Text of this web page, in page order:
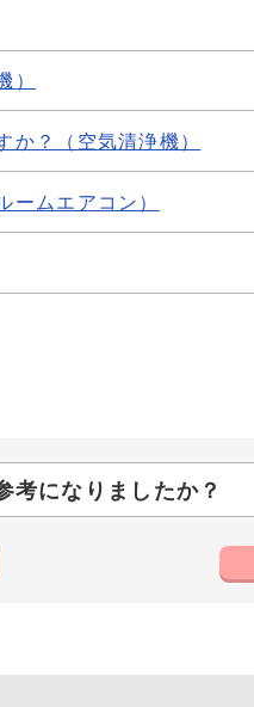
？（空気清浄機）
ムエアコン）
考になりましたか？